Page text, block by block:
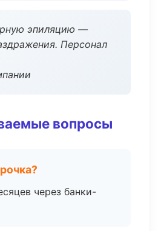
эпиляцию —
Персонал
вопросы
через банки-